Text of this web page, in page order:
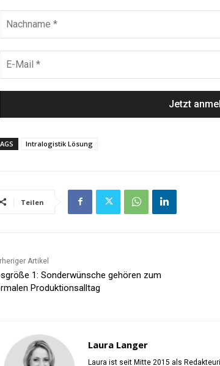
Intralogistik Lösung
Teilen
Artikel
1: Sonderwünsche gehören zum
Produktionsalltag
Laura Langer
Laura ist seit Mitte 2015 als